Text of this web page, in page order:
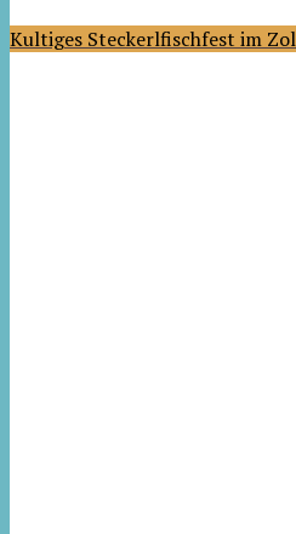
Kultiges Steckerlfischfest im